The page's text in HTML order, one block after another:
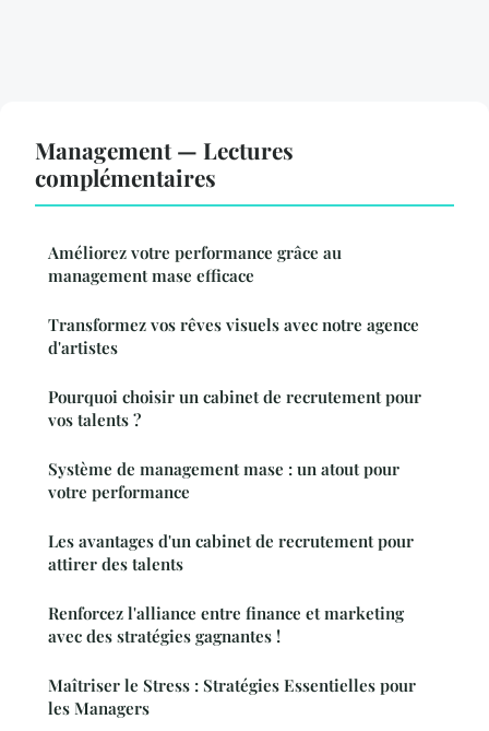
Management — Lectures
complémentaires
Améliorez votre performance grâce au
management mase efficace
Transformez vos rêves visuels avec notre agence
d'artistes
Pourquoi choisir un cabinet de recrutement pour
vos talents ?
Système de management mase : un atout pour
votre performance
Les avantages d'un cabinet de recrutement pour
attirer des talents
Renforcez l'alliance entre finance et marketing
avec des stratégies gagnantes !
Maîtriser le Stress : Stratégies Essentielles pour
les Managers